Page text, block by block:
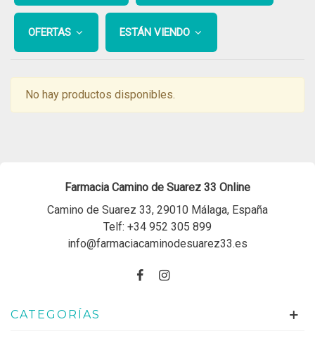
OFERTAS ESTÁN VIENDO
No hay productos disponibles.
Farmacia Camino de Suarez 33 Online
Camino de Suarez 33, 29010 Málaga, España
Telf: +34 952 305 899
info@farmaciacaminodesuarez33.es
CATEGORÍAS